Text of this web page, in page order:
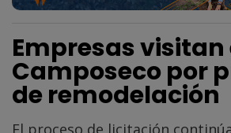
Empresas visitan
Camposeco por
de remodelación
El proceso de licitación